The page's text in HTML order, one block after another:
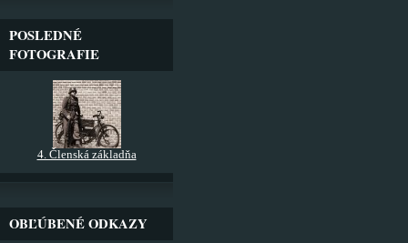
POSLEDNÉ
FOTOGRAFIE
4. Členská základňa
OBĽÚBENÉ ODKAZY